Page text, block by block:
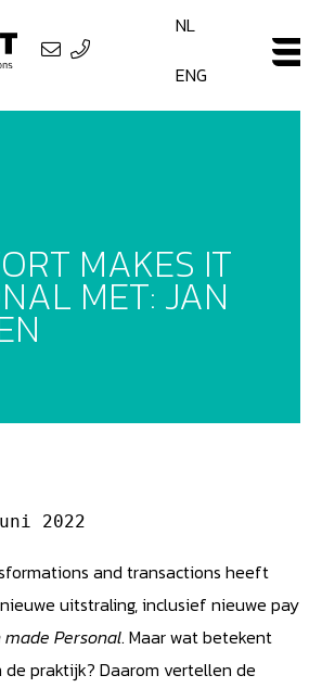
NL
ENG
MAKES IT
MET: JAN
2022
and transactions heeft
uitstraling, inclusief nieuwe pay
Personal. Maar wat betekent
praktijk? Daarom vertellen de